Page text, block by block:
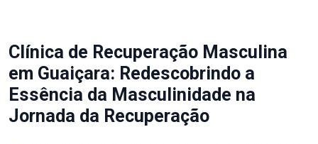
Clínica de Recuperação Masculina
em Guaiçara: Redescobrindo a
Essência da Masculinidade na
Jornada da Recuperação